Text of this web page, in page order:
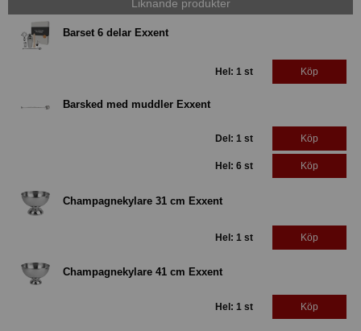
Liknande produkter
Barset 6 delar Exxent
Hel: 1 st Köp
Barsked med muddler Exxent
Del: 1 st Köp
Hel: 6 st Köp
Champagnekylare 31 cm Exxent
Hel: 1 st Köp
Champagnekylare 41 cm Exxent
Hel: 1 st Köp